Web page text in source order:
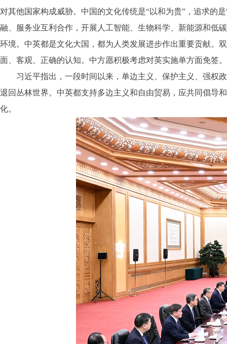
对其他国家构成威胁。中国的文化传统是“以和为贵”，追求的
融、服务业互利合作，开展人工智能、生物科学、新能源和低
环境。中英都是文化大国，都为人类发展进步作出重要贡献。
面、客观、正确的认知。中方愿积极考虑对英实施单方面免签。
习近平指出，一段时间以来，单边主义、保护主义、强权政
退回丛林世界。中英都支持多边主义和自由贸易，应共同倡导
化。